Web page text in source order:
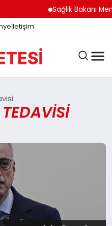
Sağlık Bakanı
İletişim